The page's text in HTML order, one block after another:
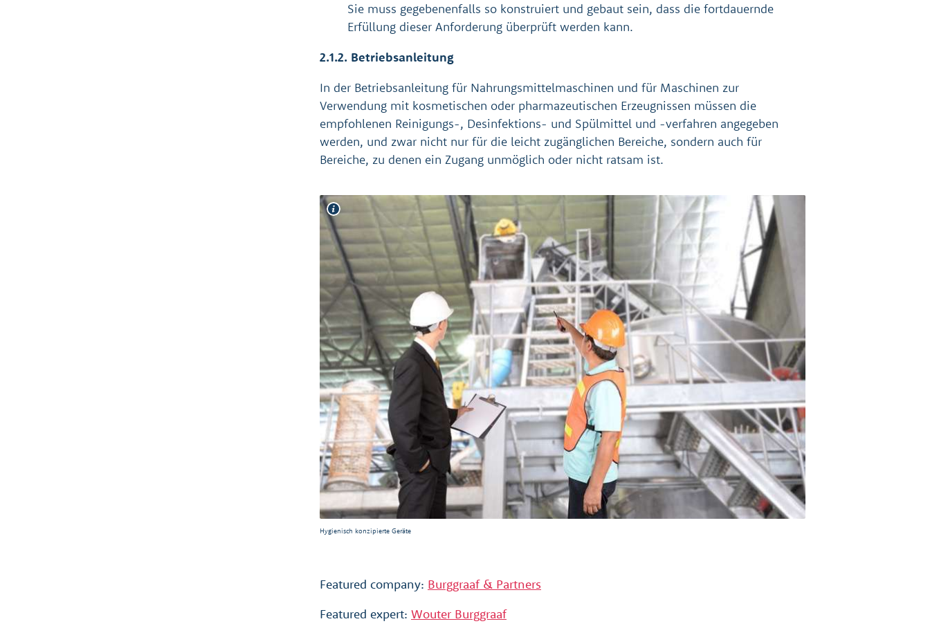
Sie muss gegebenenfalls so konstruiert und gebaut sein, dass die fortdauernde
Erfüllung dieser Anforderung überprüft werden kann.
2.1.2. Betriebsanleitung
In der Betriebsanleitung für Nahrungsmittelmaschinen und für Maschinen zur
Verwendung mit kosmetischen oder pharmazeutischen Erzeugnissen müssen die
empfohlenen Reinigungs-, Desinfektions- und Spülmittel und -verfahren angegeben
werden, und zwar nicht nur für die leicht zugänglichen Bereiche, sondern auch für
Bereiche, zu denen ein Zugang unmöglich oder nicht ratsam ist.
Hygienisch konzipierte Geräte
Featured company: Burggraaf & Partners
Featured expert: Wouter Burggraaf